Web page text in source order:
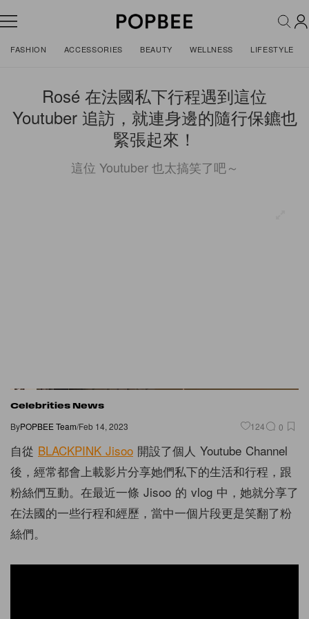
FASHION ACCESSORIES BEAUTY WELLNESS LIFESTYLE
Rosé 在法國私下行程遇到這位
Youtuber 追訪，就連身邊的隨行保鑣也
緊張起來！
這位 Youtuber 也太搞笑了吧～
Celebrities News
ByPOPBEE Team/Feb 14, 2023 124 0
自從 BLACKPINK Jisoo 開設了個人 Youtube Channel
後，經常都會上載影片分享她們私下的生活和行程，跟
粉絲們互動。在最近一條 Jisoo 的 vlog 中，她就分享了
在法國的一些行程和經歷，當中一個片段更是笑翻了粉
絲們。